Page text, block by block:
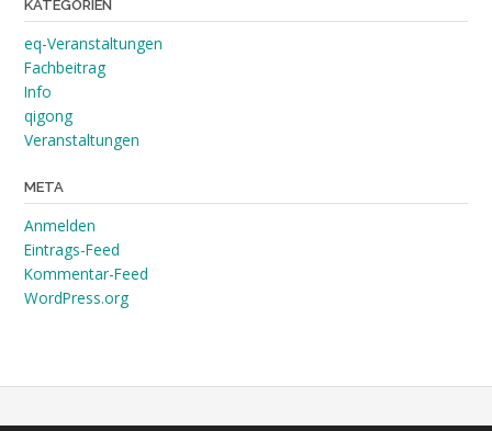
KATEGORIEN
eq-Veranstaltungen
Fachbeitrag
Info
qigong
Veranstaltungen
META
Anmelden
Eintrags-Feed
Kommentar-Feed
WordPress.org